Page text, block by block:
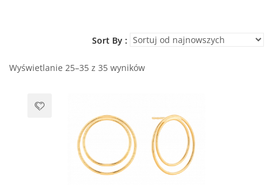
Sort By :
Wyświetlanie 25–35 z 35 wyników